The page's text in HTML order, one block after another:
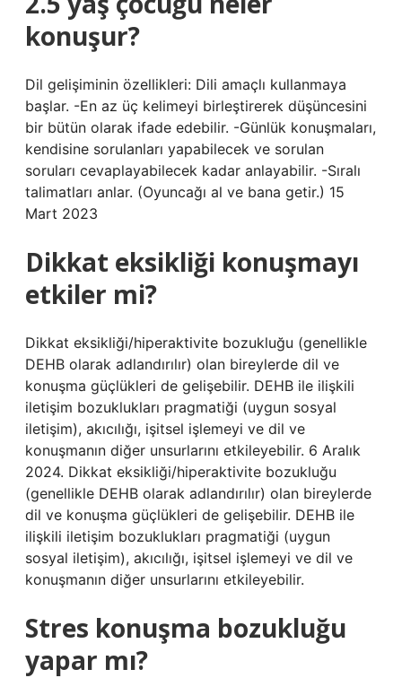
konuşur?
Dil gelişiminin özellikleri: Dili amaçlı kullanmaya
başlar. -En az üç kelimeyi birleştirerek düşüncesini
bir bütün olarak ifade edebilir. -Günlük konuşmaları,
kendisine sorulanları yapabilecek ve sorulan
soruları cevaplayabilecek kadar anlayabilir. -Sıralı
talimatları anlar. (Oyuncağı al ve bana getir.) 15
Mart 2023
Dikkat eksikliği konuşmayı
etkiler mi?
Dikkat eksikliği/hiperaktivite bozukluğu (genellikle
DEHB olarak adlandırılır) olan bireylerde dil ve
konuşma güçlükleri de gelişebilir. DEHB ile ilişkili
iletişim bozuklukları pragmatiği (uygun sosyal
iletişim), akıcılığı, işitsel işlemeyi ve dil ve
konuşmanın diğer unsurlarını etkileyebilir. 6 Aralık
2024. Dikkat eksikliği/hiperaktivite bozukluğu
(genellikle DEHB olarak adlandırılır) olan bireylerde
dil ve konuşma güçlükleri de gelişebilir. DEHB ile
ilişkili iletişim bozuklukları pragmatiği (uygun
sosyal iletişim), akıcılığı, işitsel işlemeyi ve dil ve
konuşmanın diğer unsurlarını etkileyebilir.
Stres konuşma bozukluğu
yapar mı?